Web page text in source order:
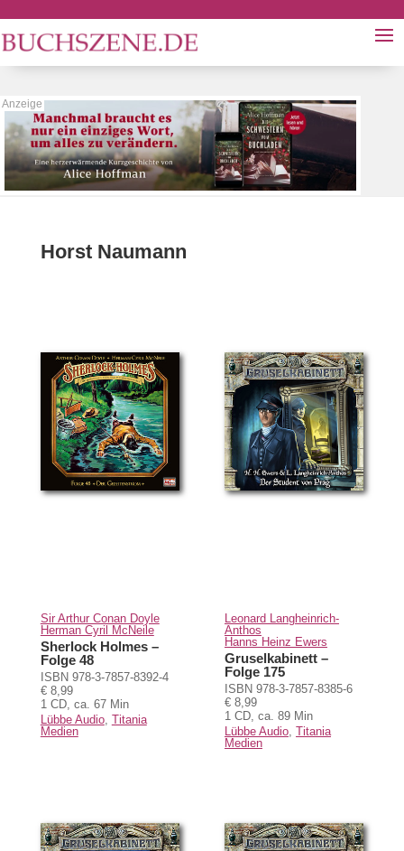
Horst Naumann
Sir Arthur Conan Doyle
Herman Cyril McNeile
Sherlock Holmes –
Folge 48
ISBN 978-3-7857-8392-4
€ 8,99
1 CD, ca. 67 Min
Lübbe Audio, Titania
Medien
Leonard Langheinrich-
Anthos
Hanns Heinz Ewers
Gruselkabinett –
Folge 175
ISBN 978-3-7857-8385-6
€ 8,99
1 CD, ca. 89 Min
Lübbe Audio, Titania
Medien